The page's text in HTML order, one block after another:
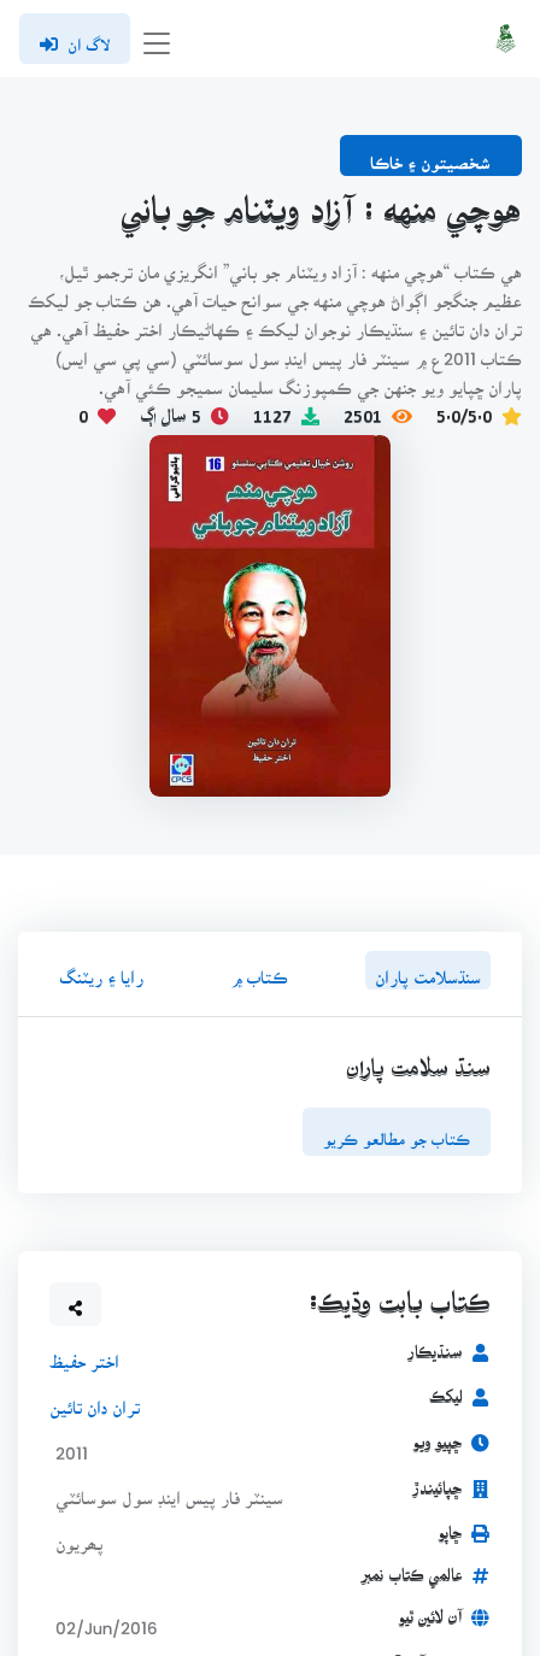
لاگ ان
شخصيتون ۽ خاڪا
هوچي منهه : آزاد ويٽنام جو باني
هي ڪتاب “هوچي منهه : آزاد ويٽنام جو باني” انگريزي مان ترجمو ٿيل،
عظيم جنگجو اڳواڻ هوچي منهه جي سوانح حيات آهي. هن ڪتاب جو ليکڪ
تران دان تائين ۽ سنڌيڪار نوجوان ليکڪ ۽ ڪهاڻيڪار اختر حفيظ آهي. هي
ڪتاب 2011ع ۾ سينٽر فار پيس اينڊ سول سوسائٽي (سي پي سي ايس)
پاران ڇپايو ويو جنهن جي ڪمپوزنگ سليمان سميجو ڪئي آهي.
5.0/5.0
2501
1127 5 سال اڳ 0
سنڌسلامت پاران ڪتاب ۾ رايا ۽ ريٽنگ
سنڌ سلامت پاران
ڪتاب جو مطالعو ڪريو
ڪتاب بابت وڌيڪ:
سنڌيڪار اختر حفيظ
ليکڪ تران دان تائين
ڇپيو ويو 2011
ڇپائيندڙ سينٽر فار پيس اينڊ سول سوسائٽي
ڇاپو
عالمي ڪتاب نمبر
آن لائين ٿيو 02/Jun/2016